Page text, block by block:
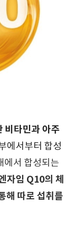
비타민과 아주
에서부터 합성
에서 합성되는
자임 Q10의 체
해 따로 섭취를